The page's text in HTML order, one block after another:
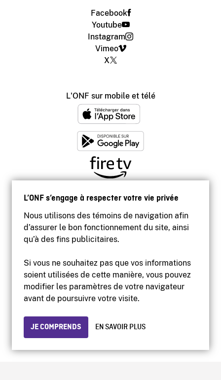
L’ONF s’engage à respecter votre vie privée
Nous utilisons des témoins de navigation afin
d’assurer le bon fonctionnement du site, ainsi
qu’à des fins publicitaires.
Si vous ne souhaitez pas que vos informations
soient utilisées de cette manière, vous pouvez
modifier les paramètres de votre navigateur
avant de poursuivre votre visite.
JE COMPRENDS EN SAVOIR PLUS
Facebook
Youtube
Instagram
Vimeo
X
L'ONF sur mobile et télé
Accessibilité
Site institutionnel
Protection des renseignements personnels
© 2026 Office national du film du Canada